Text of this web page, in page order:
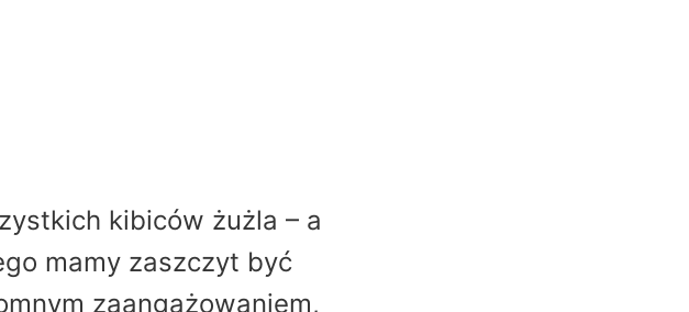
kibiców żużla – a
mamy zaszczyt być
zaangażowaniem,